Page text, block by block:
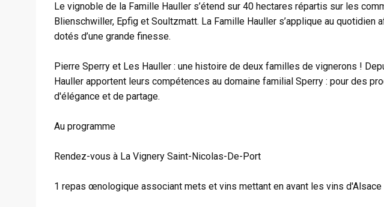
Le vignoble de la Famille Hauller s’étend sur 40 hectares répartis sur les
Blienschwiller, Epfig et Soultzmatt. La Famille Hauller s’applique au quotidien
dotés d’une grande finesse.
Pierre Sperry et Les Hauller : une histoire de deux familles de vignerons !
Hauller apportent leurs compétences au domaine familial Sperry : pour des
d'élégance et de partage.
Au programme
Rendez-vous à La Vignery Saint-Nicolas-De-Port
1 repas œnologique associant mets et vins mettant en avant les vins d'Alsace